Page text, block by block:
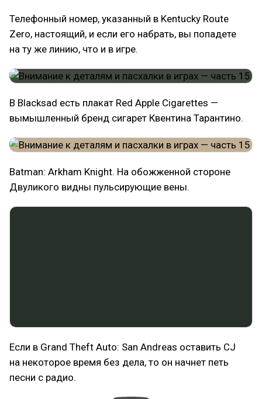
Телефонный номер, указанный в Kentucky Route
Zero, настоящий, и если его набрать, вы попадете
на ту же линию, что и в игре.
В Blacksad есть плакат Red Apple Cigarettes —
вымышленный бренд сигарет Квентина Тарантино.
Batman: Arkham Knight. На обожженной стороне
Двуликого видны пульсирующие вены.
Если в Grand Theft Auto: San Andreas оставить CJ
на некоторое время без дела, то он начнет петь
песни с радио.